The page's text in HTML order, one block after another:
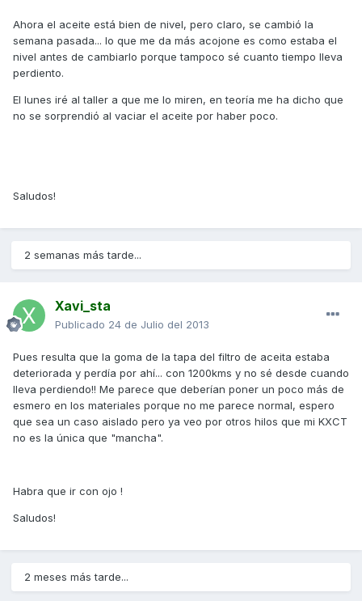
Ahora el aceite está bien de nivel, pero claro, se cambió la
semana pasada... lo que me da más acojone es como estaba el
nivel antes de cambiarlo porque tampoco sé cuanto tiempo lleva
perdiento.
El lunes iré al taller a que me lo miren, en teoría me ha dicho que
no se sorprendió al vaciar el aceite por haber poco.
Saludos!
2 semanas más tarde...
Xavi_sta
Publicado 24 de Julio del 2013
Pues resulta que la goma de la tapa del filtro de aceita estaba
deteriorada y perdía por ahí... con 1200kms y no sé desde cuando
lleva perdiendo!! Me parece que deberían poner un poco más de
esmero en los materiales porque no me parece normal, espero
que sea un caso aislado pero ya veo por otros hilos que mi KXCT
no es la única que "mancha".
Habra que ir con ojo !
Saludos!
2 meses más tarde...